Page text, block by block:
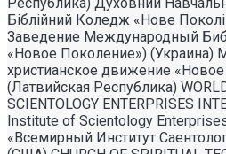
Біблійний Коледж «Нове
Заведение Международный
«Новое Поколение») (Украина)
христианское движение
(Латвийская Республика)
SCIENTOLOGY ENTERPRISES
Institute of Scientology
«Всемирный Институт